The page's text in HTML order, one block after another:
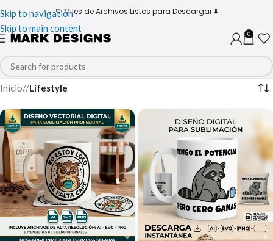
Skip to navigation
Skip to main content
📁 Miles de Archivos Listos para Descargar ⬇️
0
Inicio/ Lifestyle